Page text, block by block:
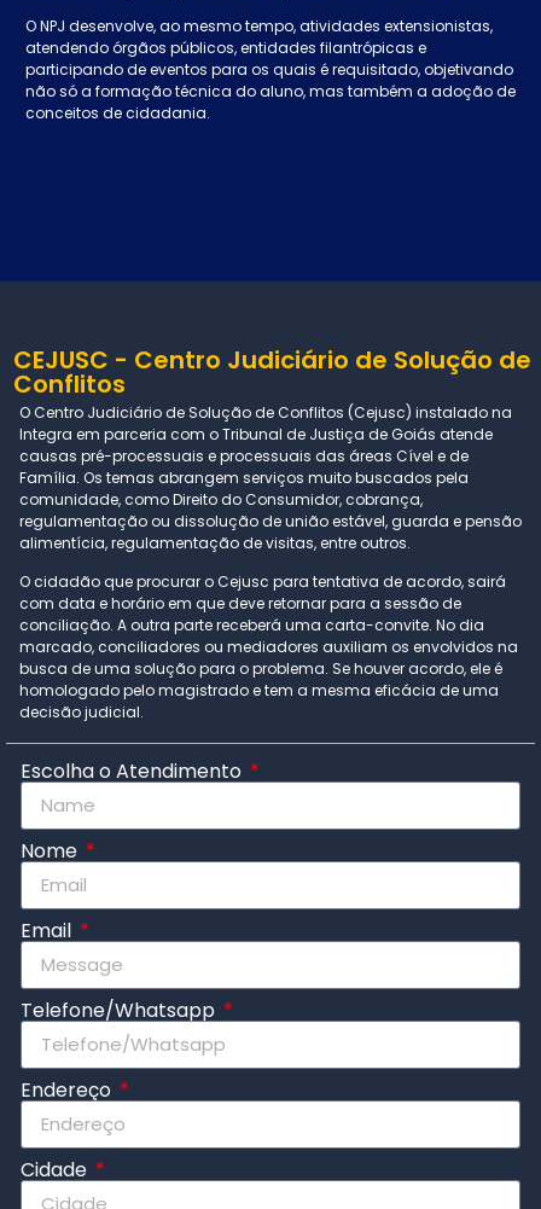
O NPJ desenvolve, ao mesmo tempo, atividades extensionistas,
atendendo órgãos públicos, entidades filantrópicas e
participando de eventos para os quais é requisitado, objetivando
não só a formação técnica do aluno, mas também a adoção de
conceitos de cidadania.
CEJUSC - Centro Judiciário de Solução de
Conflitos
O Centro Judiciário de Solução de Conflitos (Cejusc) instalado na
Integra em parceria com o Tribunal de Justiça de Goiás atende
causas pré-processuais e processuais das áreas Cível e de
Família. Os temas abrangem serviços muito buscados pela
comunidade, como Direito do Consumidor, cobrança,
regulamentação ou dissolução de união estável, guarda e pensão
alimentícia, regulamentação de visitas, entre outros.
O cidadão que procurar o Cejusc para tentativa de acordo, sairá
com data e horário em que deve retornar para a sessão de
conciliação. A outra parte receberá uma carta-convite. No dia
marcado, conciliadores ou mediadores auxiliam os envolvidos na
busca de uma solução para o problema. Se houver acordo, ele é
homologado pelo magistrado e tem a mesma eficácia de uma
decisão judicial.
Escolha o Atendimento
Nome
Email
Telefone/Whatsapp
Endereço
Cidade